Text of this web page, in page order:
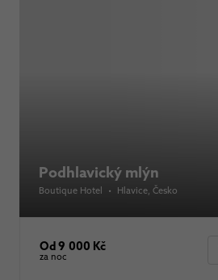
Podhlavický mlýn
Boutique Hotel • Hlavice , Česko
Od 9 000 Kč
za noc